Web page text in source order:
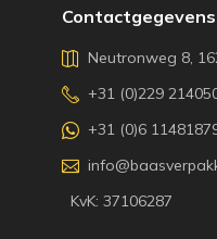
Contactgegevens
Neutronweg 8,
+31 (0)229
+31 (0)6
KvK: 37106287